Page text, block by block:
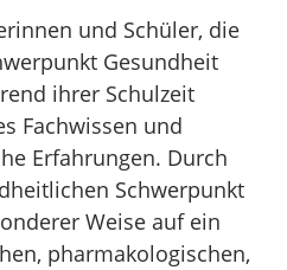
und Schüler, die
Gesundheit
ihrer Schulzeit
Fachwissen und
Erfahrungen. Durch
Schwerpunkt
Weise auf ein
pharmakologischen,